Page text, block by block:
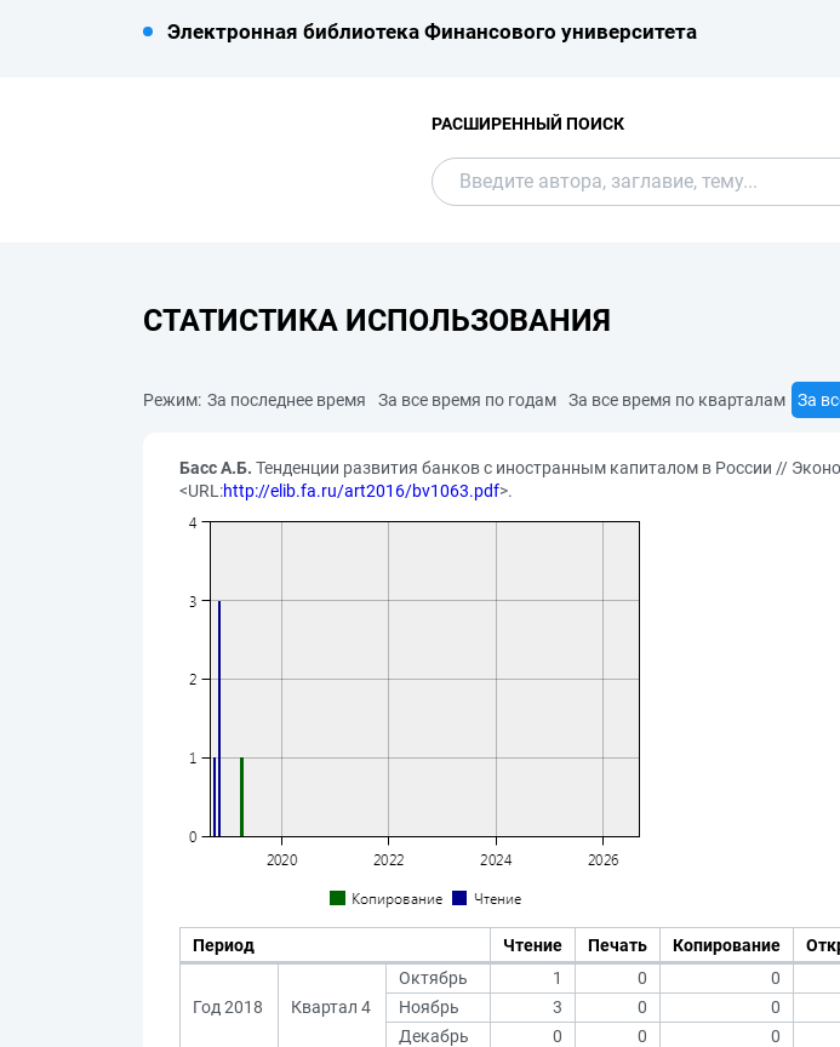
Электронная библиотека Финансового университета
РАСШИРЕННЫЙ ПОИСК
СТАТИСТИКА ИСПОЛЬЗОВАНИЯ
Режим: За последнее время За все время по годам За все время по кварталам За
Басс А.Б. Тенденции развития банков с иностранным капиталом в России //
<URL:http://elib.fa.ru/art2016/bv1063.pdf>.
Период Чтение Печать Копирование
Год 2018 Квартал 4
Октябрь 1 0 0
Ноябрь
3 0 0
Декабрь
0 0 0